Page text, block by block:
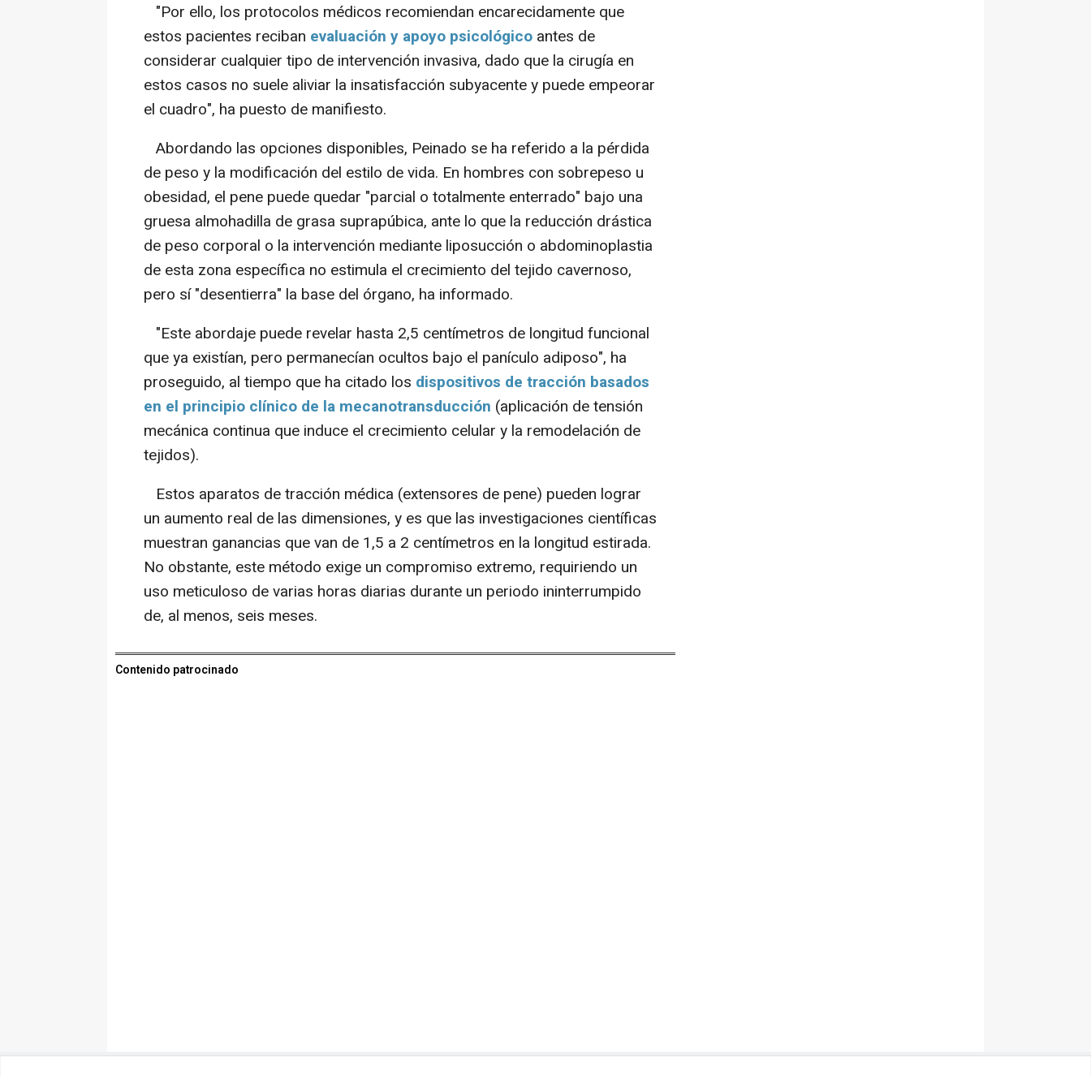
"Por ello, los protocolos médicos recomiendan encarecidamente que
estos pacientes reciban evaluación y apoyo psicológico antes de
considerar cualquier tipo de intervención invasiva, dado que la cirugía en
estos casos no suele aliviar la insatisfacción subyacente y puede empeorar
el cuadro", ha puesto de manifiesto.
Abordando las opciones disponibles, Peinado se ha referido a la pérdida
de peso y la modificación del estilo de vida. En hombres con sobrepeso u
obesidad, el pene puede quedar "parcial o totalmente enterrado" bajo una
gruesa almohadilla de grasa suprapúbica, ante lo que la reducción drástica
de peso corporal o la intervención mediante liposucción o abdominoplastia
de esta zona específica no estimula el crecimiento del tejido cavernoso,
pero sí "desentierra" la base del órgano, ha informado.
"Este abordaje puede revelar hasta 2,5 centímetros de longitud funcional
que ya existían, pero permanecían ocultos bajo el panículo adiposo", ha
proseguido, al tiempo que ha citado los dispositivos de tracción basados
en el principio clínico de la mecanotransducción (aplicación de tensión
mecánica continua que induce el crecimiento celular y la remodelación de
tejidos).
Estos aparatos de tracción médica (extensores de pene) pueden lograr
un aumento real de las dimensiones, y es que las investigaciones científicas
muestran ganancias que van de 1,5 a 2 centímetros en la longitud estirada.
No obstante, este método exige un compromiso extremo, requiriendo un
uso meticuloso de varias horas diarias durante un periodo ininterrumpido
de, al menos, seis meses.
Contenido patrocinado